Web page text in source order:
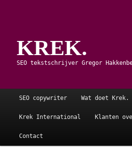
primaire
inhoudKREK.
SEO tekstschrijver Gregor
Hoofdmenu
SEO copywriter Wat doet Krek.
Krek International Klanten
Contact